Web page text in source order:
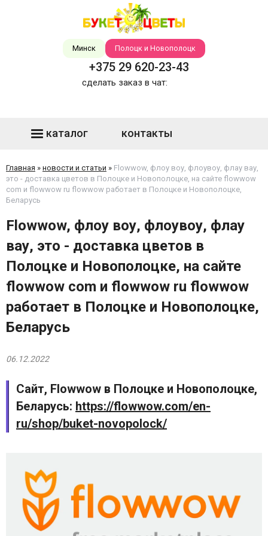
Минск Полоцк и Новополоцк
+375 29 620-23-43
сделать заказ в чат:
каталог контакты
Главная » новости и статьи » Flowwow, флоу воу, флоувоу, флау вау,
это - доставка цветов в Полоцке и Новополоцке, на сайте flowwow
com и flowwow ru flowwow работает в Полоцке и Новополоцке,
Беларусь
Flowwow, флоу воу, флоувоу, флау
вау, это - доставка цветов в
Полоцке и Новополоцке, на сайте
flowwow com и flowwow ru flowwow
работает в Полоцке и Новополоцке,
Беларусь
06.12.2022
Сайт, Flowwow в Полоцке и Новополоцке,
Беларусь: https://flowwow.com/en-
ru/shop/buket-novopolock/